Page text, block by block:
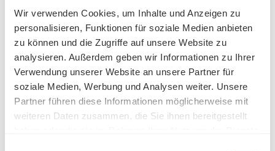
Wir verwenden Cookies, um Inhalte und Anzeigen zu
personalisieren, Funktionen für soziale Medien anbieten
zu können und die Zugriffe auf unsere Website zu
analysieren. Außerdem geben wir Informationen zu Ihrer
Verwendung unserer Website an unsere Partner für
soziale Medien, Werbung und Analysen weiter. Unsere
Partner führen diese Informationen möglicherweise mit
weiteren Daten zusammen, die Sie ihnen bereitgestellt
verwandelt.
Erleben Sie pure Sinnlichkeit: Ob seidig glatt, sanft kühlend,
zart und luftig oder wohlig wärmend – unsere erlesenen
Stoffe passen sich Ihrem Komfort an und lassen Sie mit
jeder Berührung eine neue Facette der Behaglichkeit
entdecken. Unsere Bettwäsche ist nicht nur ein Produkt,
sondern eine Einladung, sich in Eleganz und Luxus fallen zu